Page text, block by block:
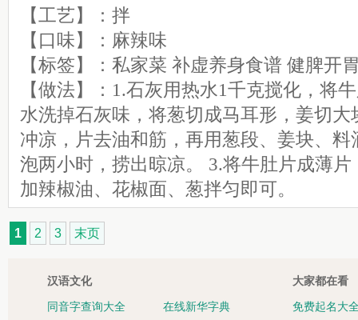
【工艺】：拌
【口味】：麻辣味
【标签】：私家菜 补虚养身食谱 健脾开
【做法】：1.石灰用热水1千克搅化，将
水洗掉石灰味，将葱切成马耳形，姜切
冲凉，片去油和筋，再用葱段、姜块、
泡两小时，捞出晾凉。 3.将牛肚片成薄
加辣椒油、花椒面、葱拌匀即可。
1 2 3 末页
汉语文化
同音字查询大全
在线新华字典
大家都在看
免费起名大